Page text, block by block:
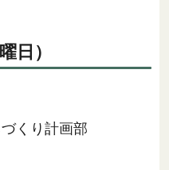
日）
くり計画部